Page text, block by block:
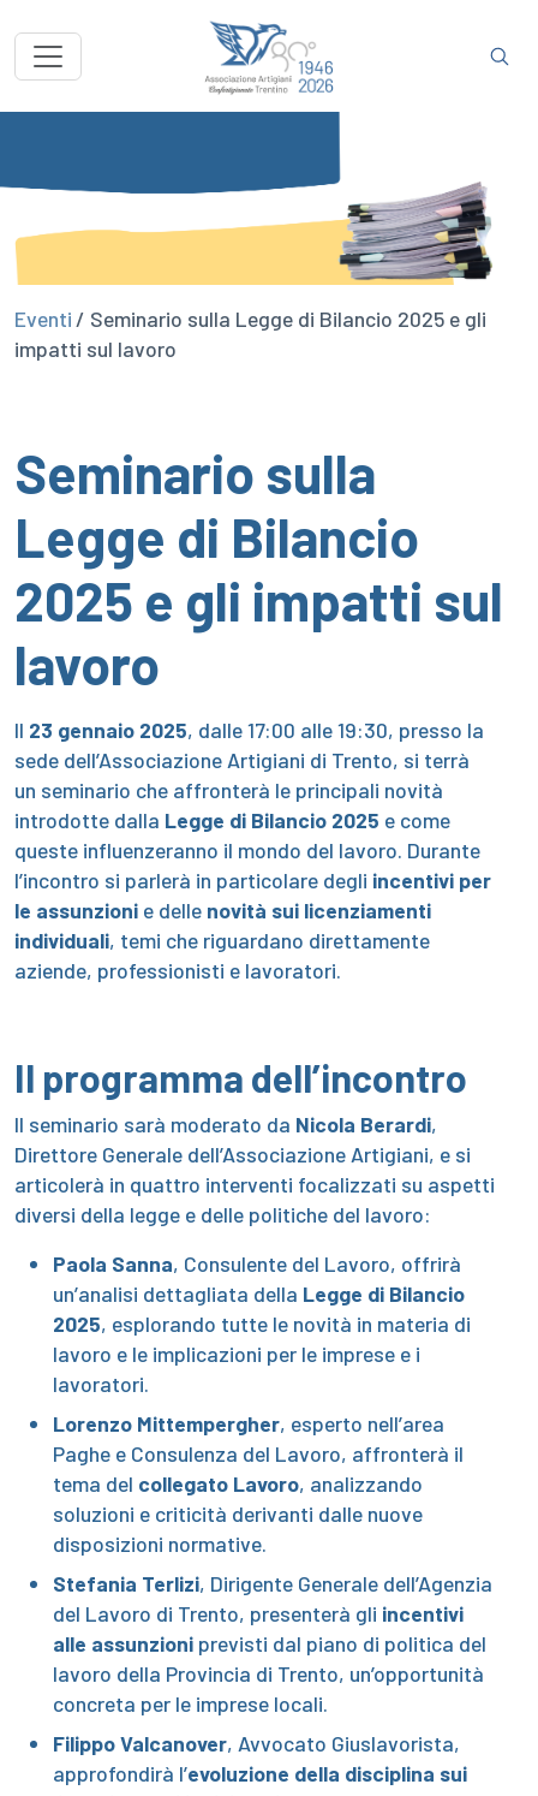
Eventi / Seminario sulla Legge di Bilancio 2025 e gli
impatti sul lavoro
Seminario sulla
Legge di Bilancio
2025 e gli impatti sul
lavoro
Il 23 gennaio 2025, dalle 17:00 alle 19:30, presso la
sede dell’Associazione Artigiani di Trento, si terrà
un seminario che affronterà le principali novità
introdotte dalla Legge di Bilancio 2025 e come
queste influenzeranno il mondo del lavoro. Durante
l’incontro si parlerà in particolare degli incentivi per
le assunzioni e delle novità sui licenziamenti
individuali, temi che riguardano direttamente
aziende, professionisti e lavoratori.
Il programma dell’incontro
Il seminario sarà moderato da Nicola Berardi,
Direttore Generale dell’Associazione Artigiani, e si
articolerà in quattro interventi focalizzati su aspetti
diversi della legge e delle politiche del lavoro:
Paola Sanna, Consulente del Lavoro, offrirà
un’analisi dettagliata della Legge di Bilancio
2025, esplorando tutte le novità in materia di
lavoro e le implicazioni per le imprese e i
lavoratori.
Lorenzo Mittempergher, esperto nell’area
Paghe e Consulenza del Lavoro, affronterà il
tema del collegato Lavoro, analizzando
soluzioni e criticità derivanti dalle nuove
disposizioni normative.
Stefania Terlizi, Dirigente Generale dell’Agenzia
del Lavoro di Trento, presenterà gli incentivi
alle assunzioni previsti dal piano di politica del
lavoro della Provincia di Trento, un’opportunità
concreta per le imprese locali.
Filippo Valcanover, Avvocato Giuslavorista,
approfondirà l’evoluzione della disciplina sui